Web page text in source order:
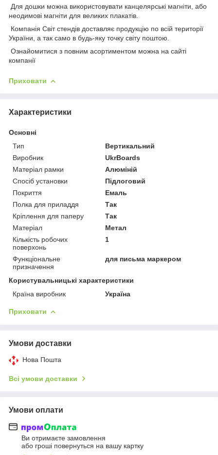
Для дошки можна використовувати канцелярські магніти, або
неодимові магніти для великих плакатів.
Компанія Світ стендів доставляє продукцію по всій території
України, а так само в будь-яку точку світу поштою.
Ознайомитися з повним асортиментом можна на сайті
компанії
Приховати
Характеристики
Основні
Тип
Вертикальний
Виробник
UkrBoards
Матеріал рамки
Алюміній
Спосіб установки
Підлоговий
Покриття
Емаль
Полка для приладдя
Так
Кріплення для паперу
Так
Матеріал
Метал
Кількість робочих
поверхонь
1
Функціональне
призначення
для письма маркером
Користувальницькі характеристики
Країна виробник
Україна
Приховати
Умови доставки
Нова Пошта
Всі умови доставки
Умови оплати
Ви отримаєте замовлення
або гроші повернуться на вашу картку